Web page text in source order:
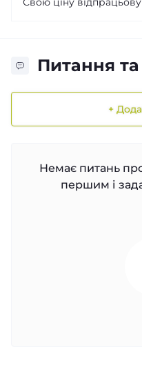
Питання та
+
Немає питань
першим і